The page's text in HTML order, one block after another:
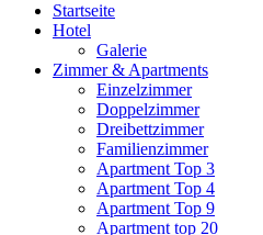
Startseite
Hotel
Galerie
Zimmer & Apartments
Einzelzimmer
Doppelzimmer
Dreibettzimmer
Familienzimmer
Apartment Top 3
Apartment Top 4
Apartment Top 9
Apartment top 20